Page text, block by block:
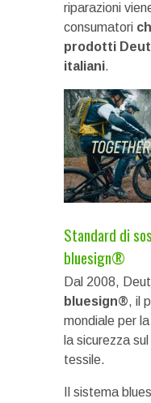
riparazioni
consumatori
prodotti
italiani.
Standard di
bluesign®
Dal 2008,
bluesign®, il
mondiale per
la sicurezza
tessile.
Il sistema